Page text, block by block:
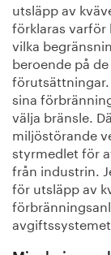
utsläpp av
förklaras varför
vilka
beroende på
sina
välja bränsle.
miljöstörande
styrmedlet för
från industrin.
för utsläpp av